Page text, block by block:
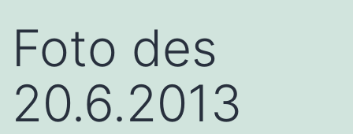
Foto des
20.6.2013